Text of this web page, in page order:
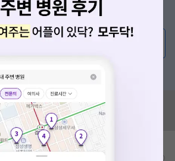
료, 궁금한 점이 있나요?
세요
보가 있나요?
요!
비급여/급여 진료란?